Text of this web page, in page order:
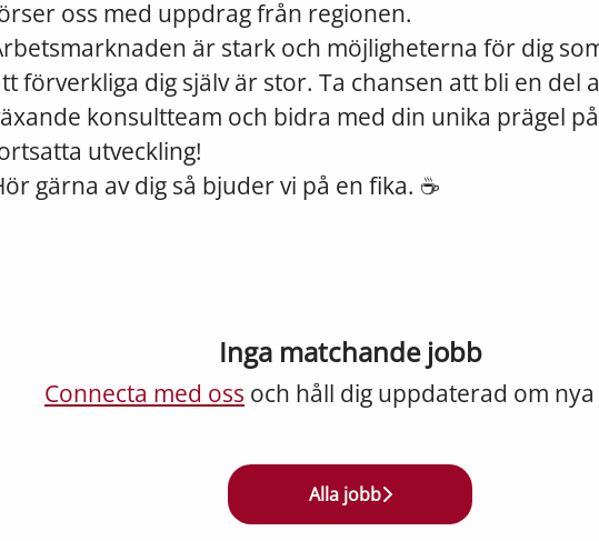
oss med uppdrag från regionen.
är stark och möjligheterna för dig
förverkliga dig själv är stor. Ta chansen att bli en del
konsultteam och bidra med din unika prägel
utveckling!
gärna av dig så bjuder vi på en fika. ☕
Inga matchande jobb
Connecta med oss och håll dig uppdaterad om
Alla jobb